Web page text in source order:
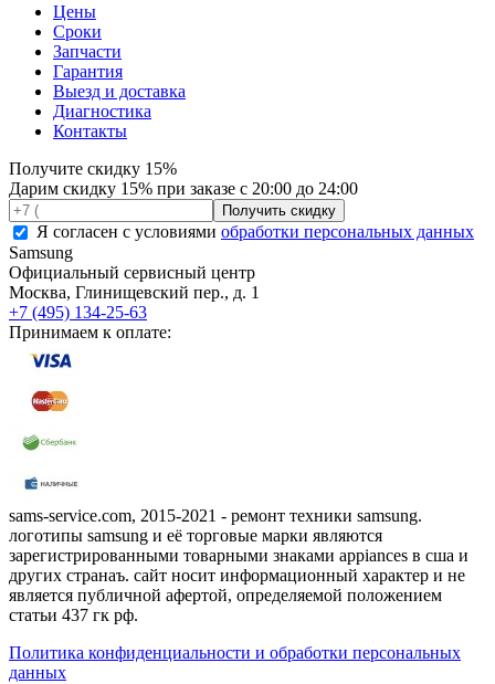
Цены
Сроки
Запчасти
Гарантия
Выезд и доставка
Диагностика
Контакты
Получите скидку 15%
Дарим скидку 15% при заказе с 20:00 до 24:00
Я согласен с условиями обработки персональных данных
Samsung
Официальный сервисный центр
Москва, Глинищевский пер., д. 1
+7 (495) 134-25-63
Принимаем к оплате:
sams-service.com, 2015-2021 - ремонт техники samsung.
логотипы samsung и её торговые марки являются
зарегистрированными товарными знаками appiances в сша и
других странаъ. сайт носит информационный характер и не
является публичной афертой, определяемой положением
статьи 437 гк рф.
Политика конфиденциальности и обработки персональных
данных